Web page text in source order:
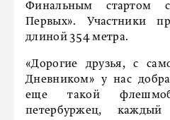
Финальным стартом
Первых». Участники
длиной 354 метра.
«Дорогие друзья, с
Дневником» у нас
еще такой
петербуржец,